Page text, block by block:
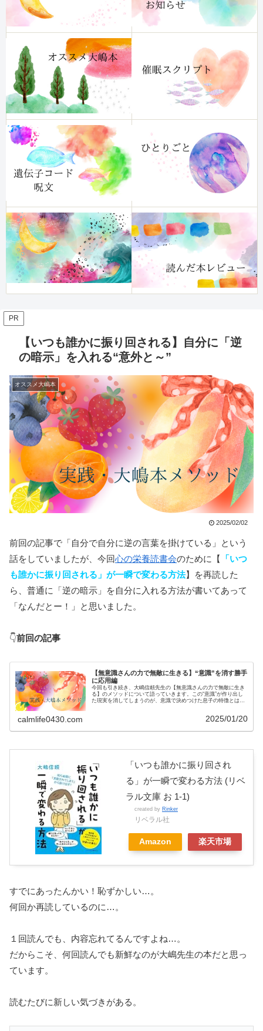
PR
【いつも誰かに振り回される】自分に「逆
の暗示」を入れる“意外と～”
オススメ大嶋本
2025/02/02
前回の記事で「自分で自分に逆の言葉を掛けている」という
話をしていましたが、今回心の栄養読書会のために【
「いつ
も誰かに振り回される」が一瞬で変わる方法】を再読した
ら、普通に「逆の暗示」を自分に入れる方法が書いてあって
「なんだとー！」と思いました。
👇前回の記事
【無意識さんの力で無敵に生きる】“意識”を消す勝手
に応用編
今回も引き続き、大嶋信頼先生の【無意識さんの力で無敵に生き
る】のメソッドについて語っていきます。この“意識”が作り出し
た現実を消してしまうのが、意識で決めつけた息子の特徴とは反
calmlife0430.com 2025/01/20
「いつも誰かに振り回され
る」が一瞬で変わる方法 (リベ
ラル文庫 お 1-1)
created by Rinker
リベラル社
Amazon 楽天市場
すでにあったんかい！恥ずかしい…。
何回か再読しているのに…。
１回読んでも、内容忘れてるんですよね…。
だからこそ、何回読んでも新鮮なのが大嶋先生の本だと思っ
ています。
読むたびに新しい気づきがある。